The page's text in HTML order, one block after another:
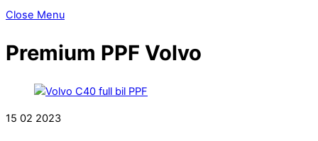
Close Menu
Premium PPF Volvo
15 02 2023